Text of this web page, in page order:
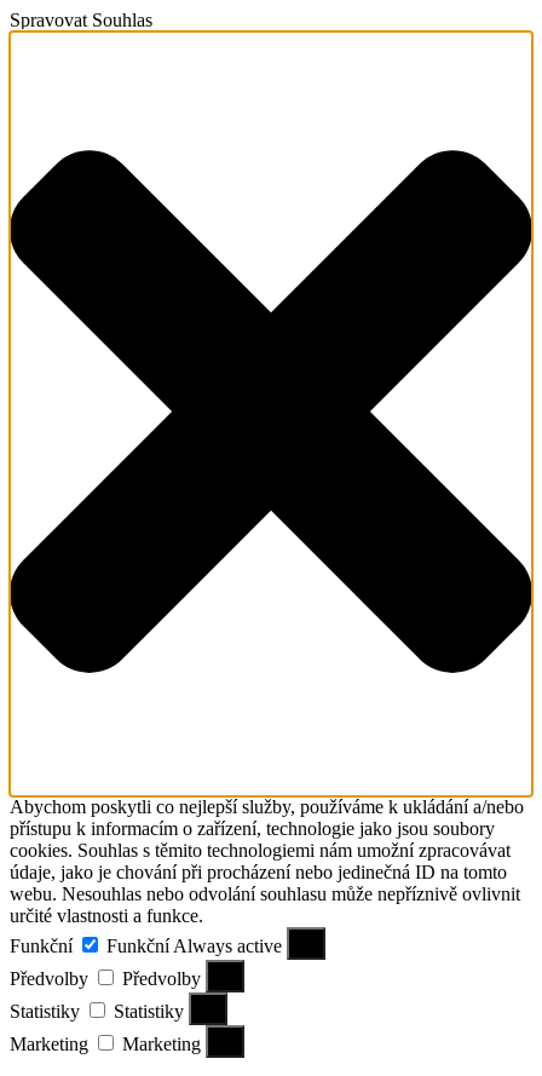
Spravovat Souhlas
Abychom poskytli co nejlepší služby, používáme k ukládání a/nebo
přístupu k informacím o zařízení, technologie jako jsou soubory
cookies. Souhlas s těmito technologiemi nám umožní zpracovávat
údaje, jako je chování při procházení nebo jedinečná ID na tomto
webu. Nesouhlas nebo odvolání souhlasu může nepříznivě ovlivnit
určité vlastnosti a funkce.
Funkční
Funkční Always active
Předvolby
Předvolby
Statistiky
Statistiky
Marketing
Marketing